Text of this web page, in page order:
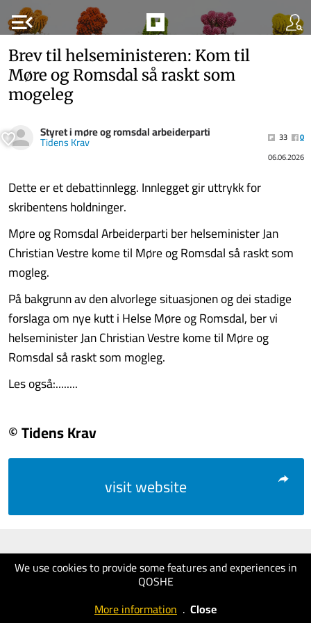
menu_open
We use cookies to provide some features and experiences in
QOSHE
More information . Close
Brev til helseministeren: Kom til
Møre og Romsdal så raskt som
mogeleg
Styret i møre og romsdal arbeiderparti
Tidens Krav 33
0
06.06.2026
Dette er et debattinnlegg. Innlegget gir uttrykk for
skribentens holdninger.
Møre og Romsdal Arbeiderparti ber helseminister Jan
Christian Vestre kome til Møre og Romsdal så raskt som
mogleg.
På bakgrunn av den alvorlege situasjonen og dei stadige
forslaga om nye kutt i Helse Møre og Romsdal, ber vi
helseminister Jan Christian Vestre kome til Møre og
Romsdal så raskt som mogleg.
Les også:........
© Tidens Krav
visit website